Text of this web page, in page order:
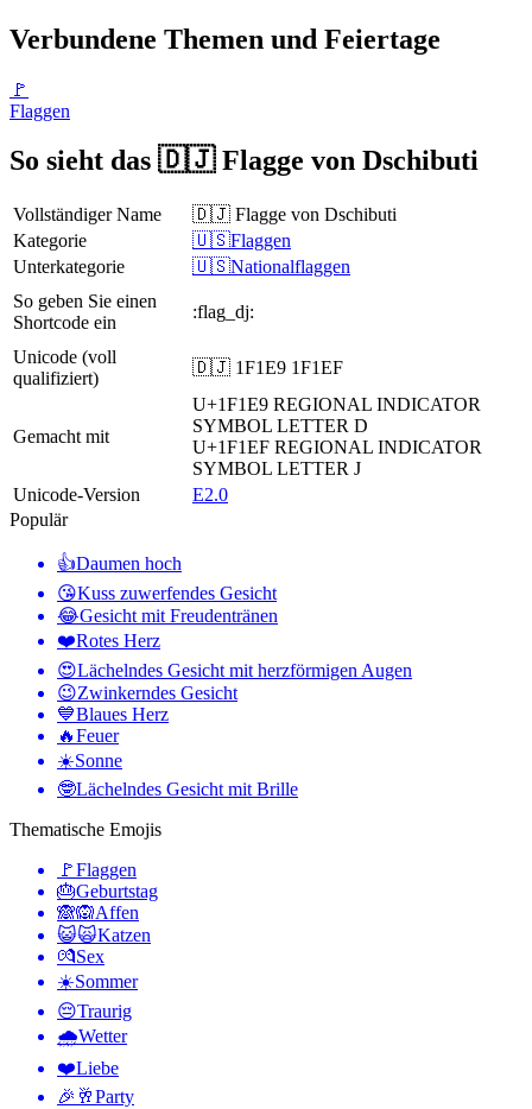
Verbundene Themen und Feiertage
🚩
Flaggen
So sieht das 🇩🇯 Flagge von Dschibuti
Vollständiger Name
🇩🇯 Flagge von Dschibuti
Kategorie
🇺🇸Flaggen
Unterkategorie
🇺🇸Nationalflaggen
So geben Sie einen
Shortcode ein
:flag_dj:
Unicode (voll
qualifiziert)
🇩🇯 1F1E9 1F1EF
Gemacht mit
U+1F1E9 REGIONAL INDICATOR
SYMBOL LETTER D
U+1F1EF REGIONAL INDICATOR
SYMBOL LETTER J
Unicode-Version
E2.0
Populär
👍Daumen hoch
😘Kuss zuwerfendes Gesicht
😂Gesicht mit Freudentränen
❤️Rotes Herz
😍Lächelndes Gesicht mit herzförmigen Augen
😉Zwinkerndes Gesicht
💙Blaues Herz
🔥Feuer
☀️Sonne
🤓Lächelndes Gesicht mit Brille
Thematische Emojis
🚩Flaggen
🎂Geburtstag
🙈🙉Affen
😺🙀Katzen
💏Sex
☀️Sommer
😔Traurig
🌧Wetter
❤️Liebe
🎉🥂Party